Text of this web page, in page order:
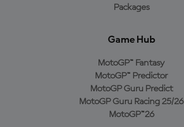
Packages
Game Hub
MotoGP™ Fantasy
MotoGP™ Predictor
MotoGP Guru Predict
MotoGP Guru Racing 25/26
MotoGP™26